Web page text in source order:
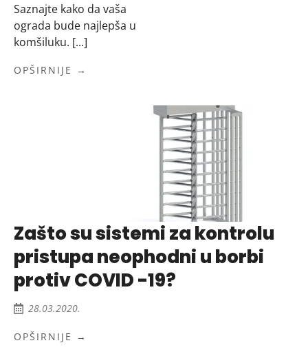
Saznajte kako da vaša
ograda bude najlepša u
komšiluku. [...]
OPŠIRNIJE →
Zašto su sistemi za kontrolu
pristupa neophodni u borbi
protiv COVID -19?
28.03.2020.
OPŠIRNIJE →